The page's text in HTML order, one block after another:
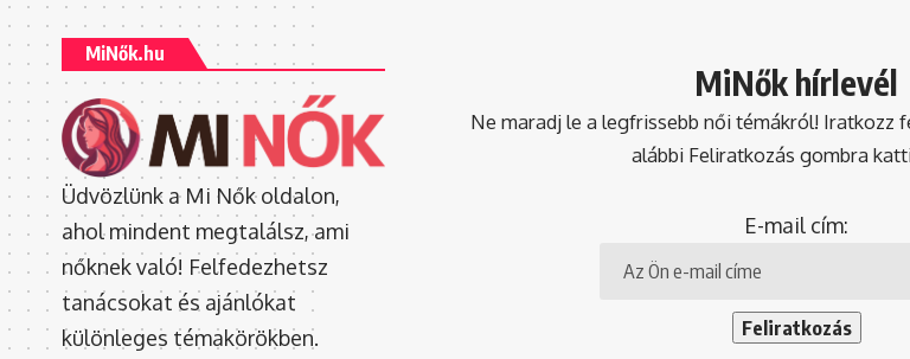
MiNők.hu
Üdvözlünk a Mi Nők oldalon,
ahol mindent megtalálsz, ami
nőknek való! Felfedezhetsz
tanácsokat és ajánlókat
különleges témakörökben.
MiNők hírlevél
Ne maradj le a legfrissebb női témákról! Iratkozz
alábbi Feliratkozás gombra
E-mail cím: